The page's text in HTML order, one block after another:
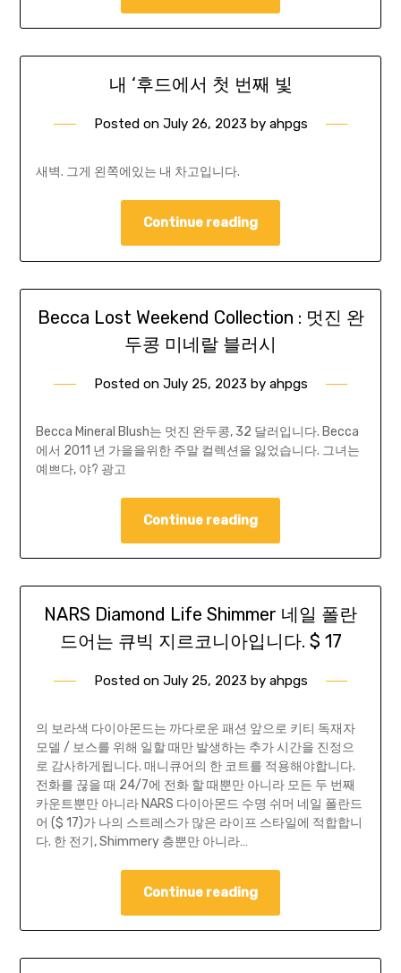
내 ‘후드에서 첫 번째 빛
Posted on July 26, 2023 by ahpgs
새벽. 그게 왼쪽에있는 내 차고입니다.
Continue reading
Becca Lost Weekend Collection : 멋진 완
두콩 미네랄 블러시
Posted on July 25, 2023 by ahpgs
Becca Mineral Blush는 멋진 완두콩, 32 달러입니다. Becca
에서 2011 년 가을을위한 주말 컬렉션을 잃었습니다. 그녀는
예쁘다, 야? 광고
Continue reading
NARS Diamond Life Shimmer 네일 폴란
드어는 큐빅 지르코니아입니다. $ 17
Posted on July 25, 2023 by ahpgs
의 보라색 다이아몬드는 까다로운 패션 앞으로 키티 독재자
모델 / 보스를 위해 일할 때만 발생하는 추가 시간을 진정으
로 감사하게됩니다. 매니큐어의 한 코트를 적용해야합니다.
전화를 끊을 때 24/7에 전화 할 때뿐만 아니라 모든 두 번째
카운트뿐만 아니라 NARS 다이아몬드 수명 쉬머 네일 폴란드
어 ($ 17)가 나의 스트레스가 많은 라이프 스타일에 적합합니
다. 한 전기, Shimmery 층뿐만 아니라…
Continue reading